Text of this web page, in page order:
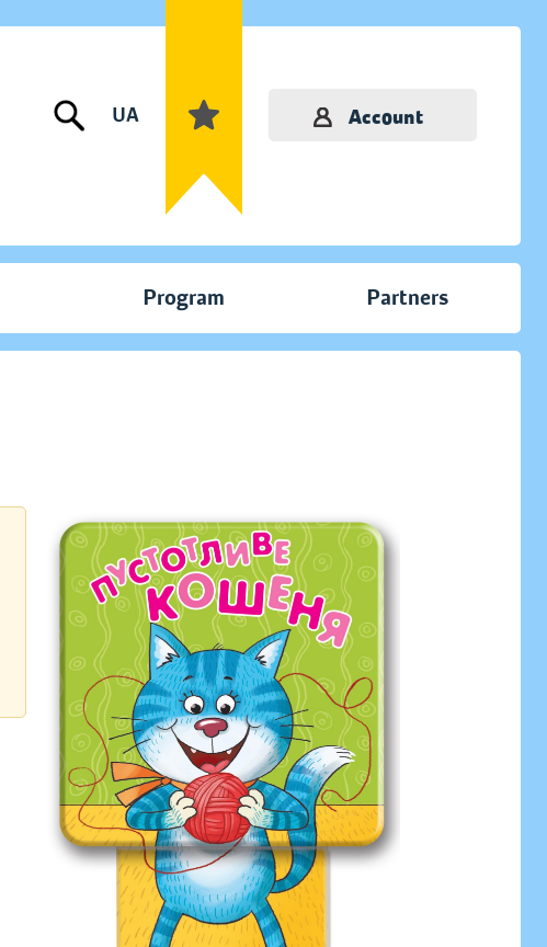
UA Account
Program Partners